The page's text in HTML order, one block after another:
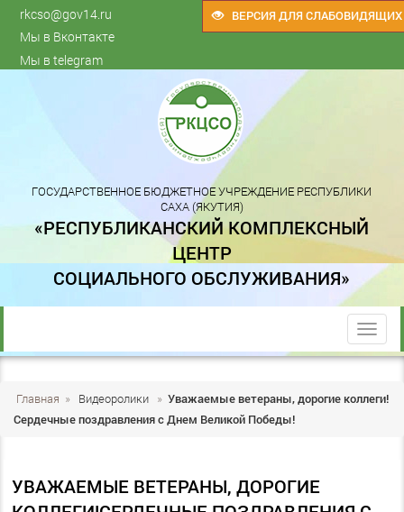
ВЕРСИЯ ДЛЯ СЛАБОВИДЯЩИХ
rkcso@gov14.ru
Мы в Вконтакте
Мы в telegram
ГОСУДАРСТВЕННОЕ БЮДЖЕТНОЕ УЧРЕЖДЕНИЕ РЕСПУБЛИКИ
САХА (ЯКУТИЯ)
«РЕСПУБЛИКАНСКИЙ КОМПЛЕКСНЫЙ
ЦЕНТР
СОЦИАЛЬНОГО ОБСЛУЖИВАНИЯ»
trk
Главная » Видеоролики » Уважаемые ветераны, дорогие коллеги!
Сердечные поздравления с Днем Великой Победы!
УВАЖАЕМЫЕ ВЕТЕРАНЫ, ДОРОГИЕ